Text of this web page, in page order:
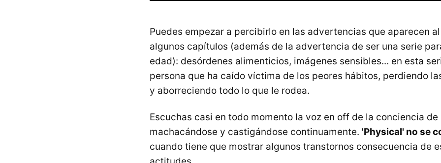
Puedes empezar a percibirlo en las advertencias que aparecen
algunos capítulos (además de la advertencia de ser una serie
edad): desórdenes alimenticios, imágenes sensibles... en esta
persona que ha caído víctima de los peores hábitos, perdiendo
y aborreciendo todo lo que le rodea.
Escuchas casi en todo momento la voz en off de la conciencia
machacándose y castigándose continuamente. 'Physical' no se
cuando tiene que mostrar algunos transtornos consecuencia de